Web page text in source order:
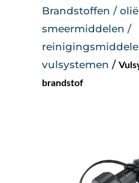
Brandstoffen /
smeermiddelen /
vulsystemen /
brandstof